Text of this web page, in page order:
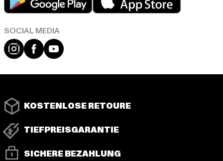
Instagram
FacebookYouTube
KOSTENLOSE RETOURE
TIEFPREISGARANTIE
SICHERE BEZAHLUNG